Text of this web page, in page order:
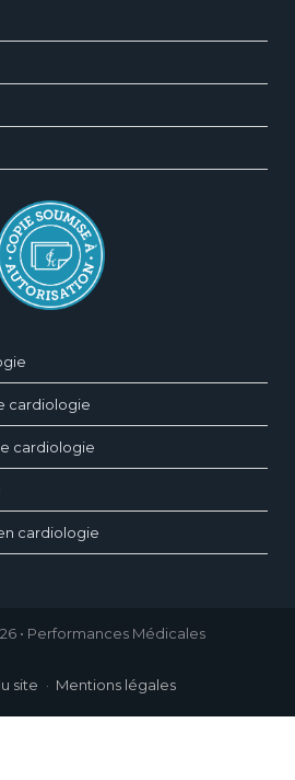
cardiologie
cardiologie
cardiologie
• Performances Médicales
site Mentions légales